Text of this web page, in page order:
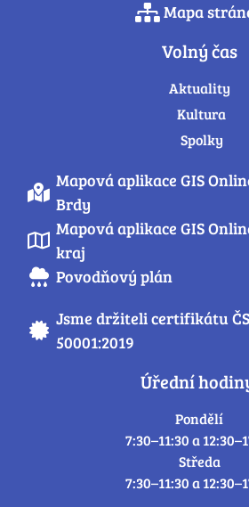
Mapa
Volný čas
Aktuality
Kultura
Spolky
Mapová aplikace GIS
Brdy
Mapová aplikace GIS
kraj
Povodňový plán
Jsme držiteli certifikátu
50001:2019
Úřední
Pondělí
7:30–11:30 a
Středa
7:30–11:30 a